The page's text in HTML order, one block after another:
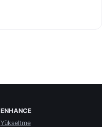
ENHANCE
Yükseltme